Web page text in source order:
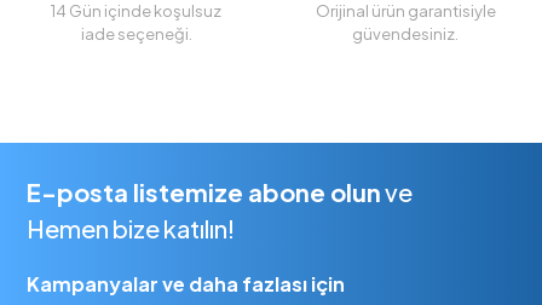
14 Gün içinde koşulsuz
iade seçeneği.
Orijinal ürün garantisiyle
güvendesiniz.
E-posta listemize abone olunve
Hemen bize katılın!
Kampanyalar ve daha fazlası için